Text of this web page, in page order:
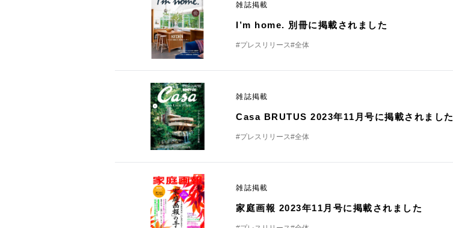
雑誌掲載
I’m home. 別冊に掲載されました
#プレスリリース#全体
雑誌掲載
Casa BRUTUS 2023年11月号に掲載されました
#プレスリリース#全体
雑誌掲載
家庭画報 2023年11月号に掲載されました